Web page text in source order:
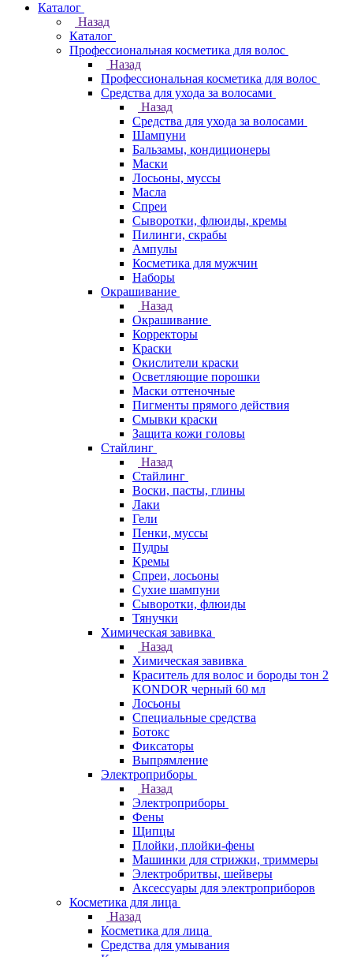
Каталог
Назад
Каталог
Профессиональная косметика для волос
Назад
Профессиональная косметика для волос
Средства для ухода за волосами
Назад
Средства для ухода за волосами
Шампуни
Бальзамы, кондиционеры
Маски
Лосьоны, муссы
Масла
Спреи
Сыворотки, флюиды, кремы
Пилинги, скрабы
Ампулы
Косметика для мужчин
Наборы
Окрашивание
Назад
Окрашивание
Корректоры
Краски
Окислители краски
Осветляющие порошки
Маски оттеночные
Пигменты прямого действия
Смывки краски
Защита кожи головы
Стайлинг
Назад
Стайлинг
Воски, пасты, глины
Лаки
Гели
Пенки, муссы
Пудры
Кремы
Спреи, лосьоны
Сухие шампуни
Сыворотки, флюиды
Тянучки
Химическая завивка
Назад
Химическая завивка
Краситель для волос и бороды тон 2
KONDOR черный 60 мл
Лосьоны
Специальные средства
Ботокс
Фиксаторы
Выпрямление
Электроприборы
Назад
Электроприборы
Фены
Щипцы
Плойки, плойки-фены
Машинки для стрижки, триммеры
Электробритвы, шейверы
Аксессуары для электроприборов
Косметика для лица
Назад
Косметика для лица
Средства для умывания